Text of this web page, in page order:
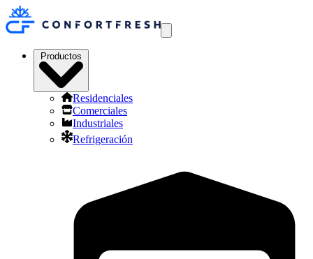
Productos
Residenciales
Comerciales
Industriales
Refrigeración